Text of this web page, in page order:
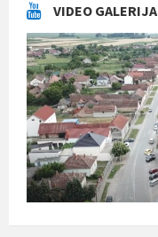
VIDEO GALERIJA